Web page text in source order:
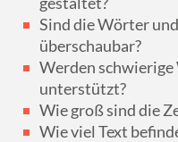
Sind die Wörter
überschaubar?
Werden
unterstützt?
Wie groß sind die
Wie viel Text